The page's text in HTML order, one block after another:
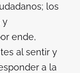
los
y
ende,
al sentir y
a la